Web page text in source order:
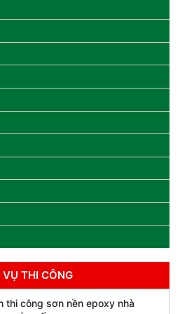
VỤ THI CÔNG
thi công sơn nền epoxy nhà